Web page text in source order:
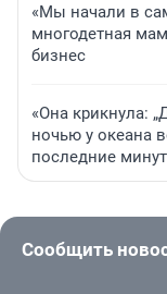
«Мы начали в
многодетная
бизнес
«Она крикнула:
ночью у океана
последние
Сообщить